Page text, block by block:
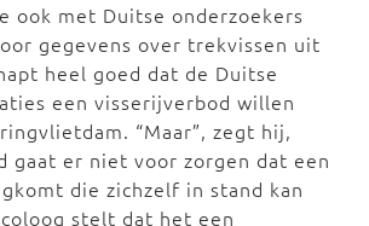
ook met Duitse onderzoekers
gegevens over trekvissen uit
heel goed dat de Duitse
een visserijverbod willen
“Maar”, zegt hij,
gaat er niet voor zorgen dat een
die zichzelf in stand kan
stelt dat het een